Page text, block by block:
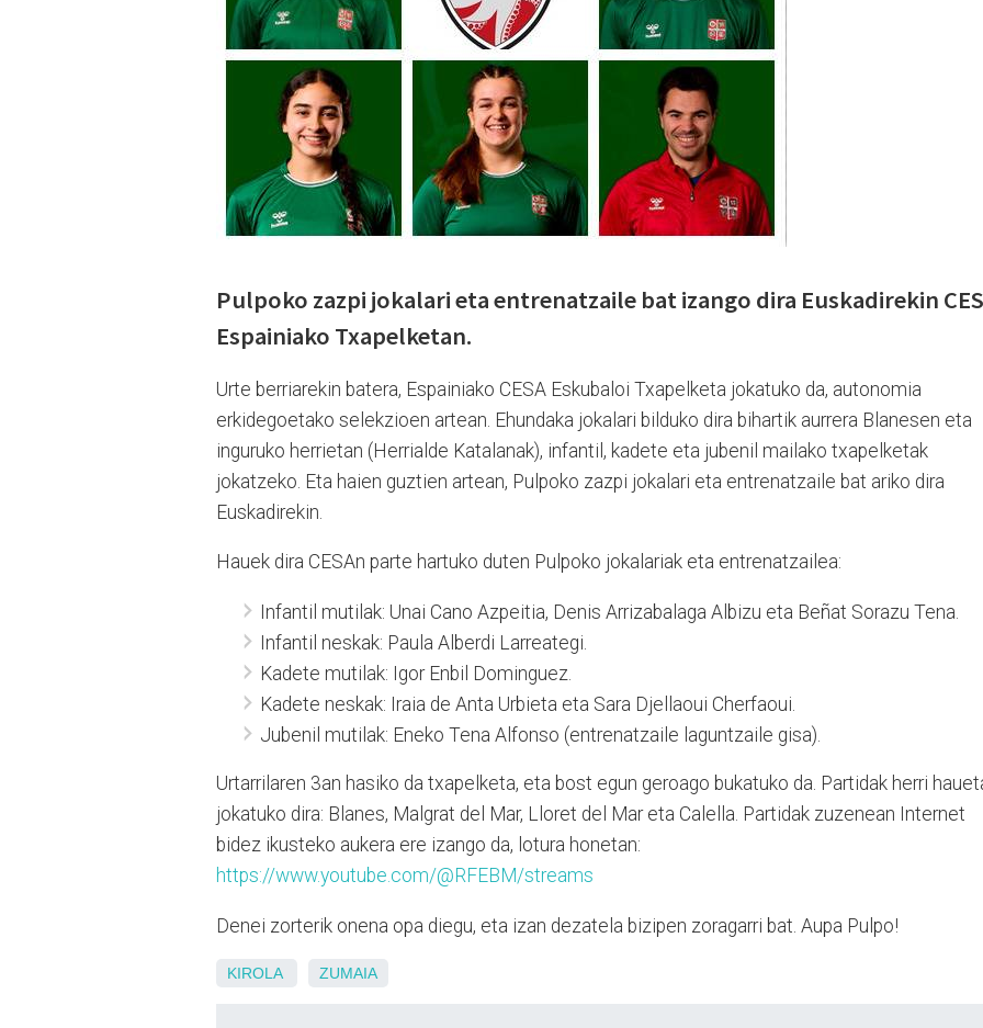
Pulpoko zazpi jokalari eta entrenatzaile bat izango dira Euskadirekin
Espainiako Txapelketan.
Urte berriarekin batera, Espainiako CESA Eskubaloi Txapelketa jokatuko da, autonomia
erkidegoetako selekzioen artean. Ehundaka jokalari bilduko dira bihartik aurrera Blanesen eta
inguruko herrietan (Herrialde Katalanak), infantil, kadete eta jubenil mailako txapelketak
jokatzeko. Eta haien guztien artean, Pulpoko zazpi jokalari eta entrenatzaile bat ariko dira
Euskadirekin.
Hauek dira CESAn parte hartuko duten Pulpoko jokalariak eta entrenatzailea:
Infantil mutilak: Unai Cano Azpeitia, Denis Arrizabalaga Albizu eta Beñat Sorazu Tena.
Infantil neskak: Paula Alberdi Larreategi.
Kadete mutilak: Igor Enbil Dominguez.
Kadete neskak: Iraia de Anta Urbieta eta Sara Djellaoui Cherfaoui.
Jubenil mutilak: Eneko Tena Alfonso (entrenatzaile laguntzaile gisa).
Urtarrilaren 3an hasiko da txapelketa, eta bost egun geroago bukatuko da. Partidak herri
jokatuko dira: Blanes, Malgrat del Mar, Lloret del Mar eta Calella. Partidak zuzenean Internet
bidez ikusteko aukera ere izango da, lotura honetan:
https://www.youtube.com/@RFEBM/streams
Denei zorterik onena opa diegu, eta izan dezatela bizipen zoragarri bat. Aupa Pulpo!
KIROLA ZUMAIA